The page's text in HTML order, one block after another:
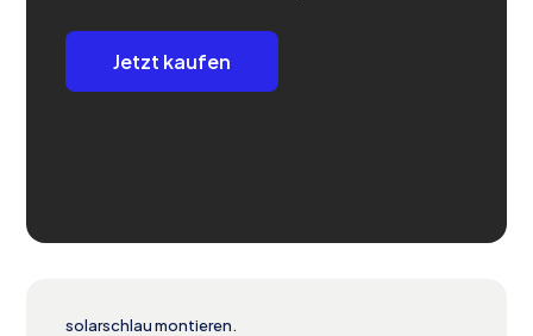
Jetzt kaufen
solarschlau montieren.